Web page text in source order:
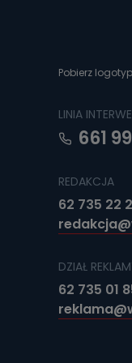
Pobierz logotyp
LINIA
661
REDAKCJA
62 735 22
DZIAŁ
62 735 01